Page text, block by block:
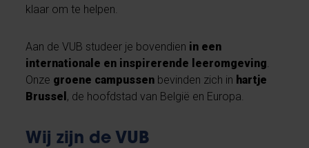
klaar om te helpen.
Aan de VUB studeer je bovendien in een
internationale en inspirerende leeromgeving
Onze groene campussen bevinden zich in hartje
Brussel , de hoofdstad van België en Europa.
Wij zijn de VUB